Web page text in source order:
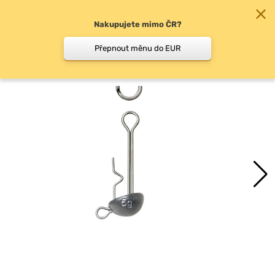
Zavrtávací hlavičky
Nakupujete mimo ČR?
Přepnout měnu do EUR